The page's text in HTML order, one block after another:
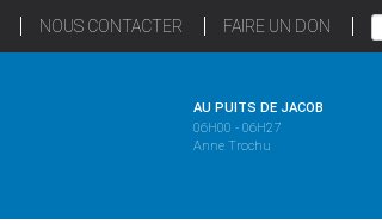
NOUS CONTACTER FAIRE UN DON
AU PUITS DE JACOB
06H00 - 06H27
Anne Trochu